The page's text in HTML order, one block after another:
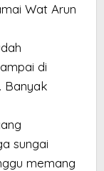
Wat Arun
di
Banyak
sungai
memang